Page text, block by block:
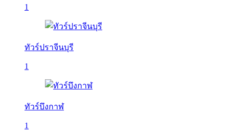
1
ทัวร์ปราจีนบุรี
1
ทัวร์บึงกาฬ
1